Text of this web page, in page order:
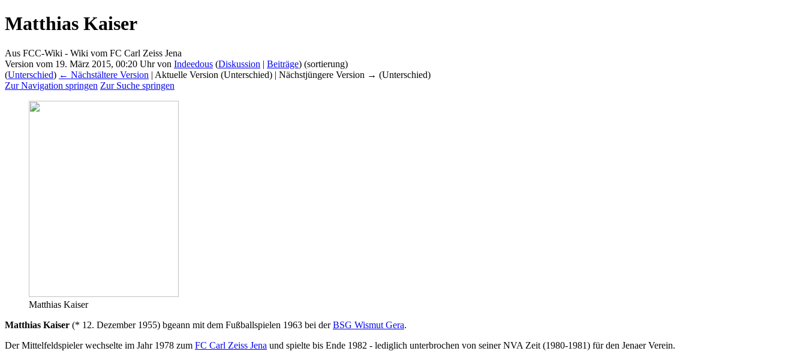
Matthias Kaiser
Aus FCC-Wiki - Wiki vom FC Carl Zeiss Jena
Version vom 19. März 2015, 00:20 Uhr von Indeedous (Diskussion | Beiträge) (sortierung)
(Unterschied) ← Nächstältere Version | Aktuelle Version (Unterschied) | Nächstjüngere Version → (Unterschied)
Zur Navigation springen Zur Suche springen
Matthias Kaiser
Matthias Kaiser (* 12. Dezember 1955) bgeann mit dem Fußballspielen 1963 bei derBSG Wismut Gera.
Der Mittelfeldspieler wechselte im Jahr 1978 zum FC Carl Zeiss Jena und spielte bis Ende 1982 - lediglich unterbrochen von seiner NVA Zeit (1980-1981) für den Jenaer Verein.